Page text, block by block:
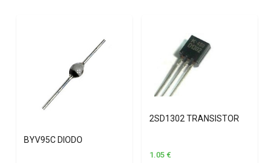
BYV95C DIODO
2SD1302 TRANSISTOR
1.05 €